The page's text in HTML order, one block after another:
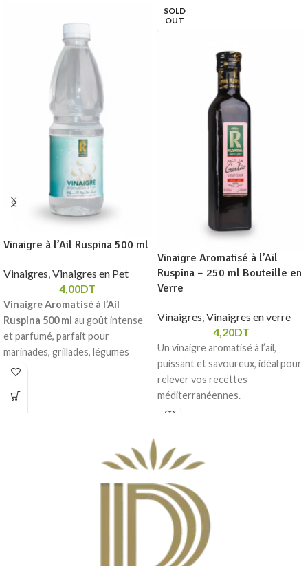
Vinaigre à l’Ail Ruspina 500 ml
Vinaigres,Vinaigres en Pet
4,00DT
Vinaigre Aromatisé à l’Ail
Ruspina 500 ml au goût intense
et parfumé, parfait pour
marinades, grillades, légumes
rôtis et sauces maison. Une
toutes vos préparation
SOLD
OUT
Vinaigre Aromatisé à l’Ail
Ruspina – 250 ml Bouteille en
Verre
Vinaigres Vinaigres en verre
4,20DT
Un vinaigre aromatisé à l’ail,
puissant et savoureux, idéal pour
relever vos recettes
méditerranéennes.